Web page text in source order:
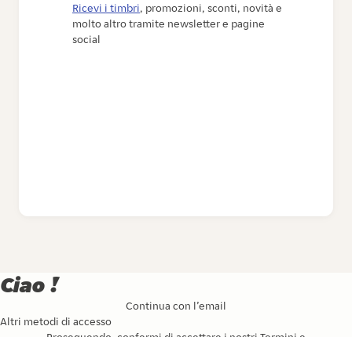
Ricevi i timbri, promozioni, sconti, novità e
molto altro tramite newsletter e pagine
social
Ciao !
Continua con l’email
Altri metodi di accesso